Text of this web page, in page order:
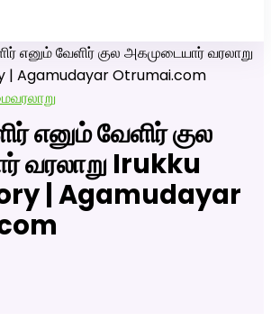
எனும் வேளிர் குல அகமுடையார் வரலாறு
| Agamudayar Otrumai.com
வரலாறு
எனும் வேளிர் குல
வரலாறு Irukku
| Agamudayar